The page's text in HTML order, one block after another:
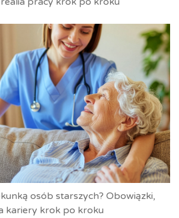
osób starszych? Obowiązki,
kariery krok po kroku